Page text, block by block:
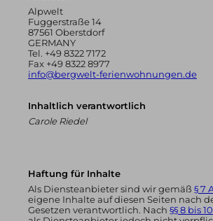
Contact
Français
Téléphone+49 8322 7172
Alpwelt
Fuggerstraße 14
87561 Oberstdorf
GERMANY
Tel. +49 8322 7172
Fax +49 8322 8977
info@bergwelt-ferienwohnungen.de
Inhaltlich verantwortlich
Carole Riedel
Haftung für Inhalte
Als Diensteanbieter sind wir gemäß § 7
eigene Inhalte auf diesen Seiten nach
Gesetzen verantwortlich. Nach §§ 8 bis